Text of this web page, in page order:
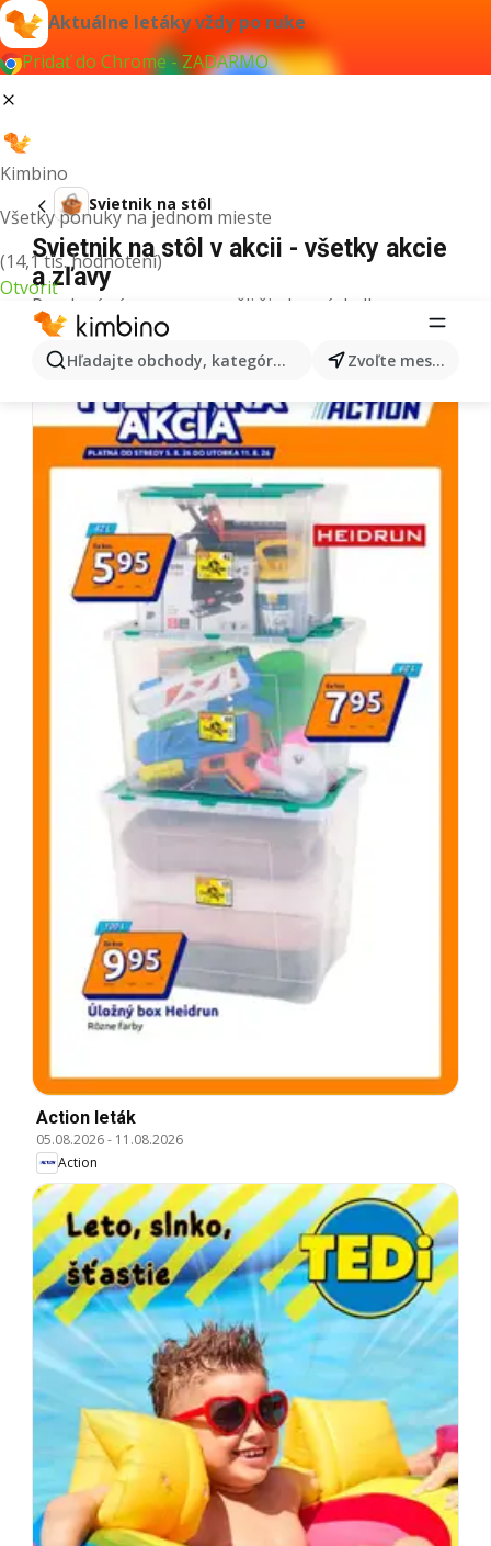
Aktuálne letáky vždy po ruke
Pridať do Chrome - ZADARMO
Kimbino
Všetky ponuky na jednom mieste
(14,1 tis. hodnotení)
Otvoriť
Hľadajte obchody, kategórie, produkty... Zvoľte mesto
Svietnik na stôl
Svietnik na stôl v akcii - všetky akcie
a zľavy
Pre daný výraz sme nenašli žiadne výsledky.
Ďalšie letáky z kategórie
Action leták
05.08.2026- 11.08.2026
Action